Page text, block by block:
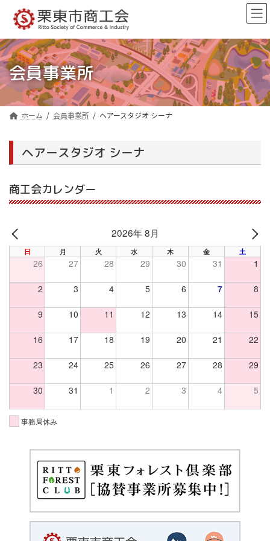
ン
ツ
へ
ス
キ
ッ
ー
シ
ョ
ン
に
移
会員事業所
ホーム 会員事業所 ヘアースタジオ シーナ
ヘアースタジオ シーナ
商工会カレンダー
PREV
2026年 8月
日 月 火 水 木 金 土
26 27 28 29 30 31 1
2 3 4 5 6 7 8
9 10 11 12 13 14 15
16 17 18 19 20 21 22
23 24 25 26 27 28 29
30 31 1 2 3 4 5
事務局休み